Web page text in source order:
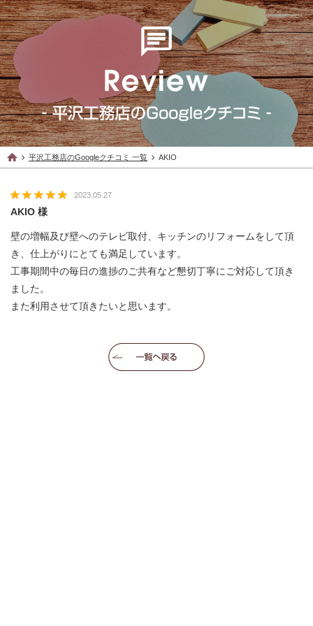
平沢工務店のGoogleクチコミ 一覧 AKIO
2023.05.27
AKIO 様
壁の増幅及び壁へのテレビ取付、キッチンのリフォームをして頂
き、仕上がりにとても満足しています。
工事期間中の毎日の進捗のご共有など懇切丁寧にご対応して頂き
ました。
また利用させて頂きたいと思います。